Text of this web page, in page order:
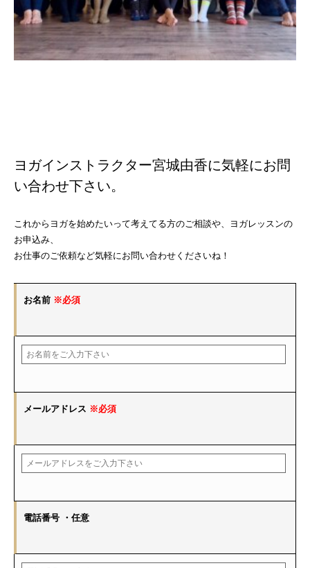
ヨガインストラクター宮城由香に気軽にお問
い合わせ下さい。
これからヨガを始めたいって考えてる方のご相談や、ヨガレッスンの
お申込み、
お仕事のご依頼など気軽にお問い合わせくださいね！
お名前 ※必須
メールアドレス ※必須
電話番号 ・任意